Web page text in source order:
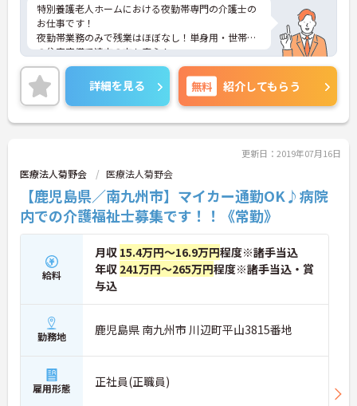
特別養護老人ホームにおける夜勤帯専門の介護士の
お仕事です！
夜勤帯業務のみで残業はほぼなし！単身用・世帯用
の住宅完備で遠方の方も安心！
福利厚生が充実しているので安定して長期就業が可
能です！
ご興味ある方には、面接のポイントなど、さらに詳
細をお話致しますのでお気軽にご相談ください。
詳細を見る 無料 紹介してもらう
更新日：2019年07月16日
医療法人菊野会 医療法人菊野会
【鹿児島県／南九州市】マイカー通勤OK♪病院
内での介護福祉士募集です！！《常勤》
給料
月収 15.4万円～16.9万円程度※諸手当込
年収 241万円～265万円程度※諸手当込・賞
与込
勤務地 鹿児島県 南九州市 川辺町平山3815番地
雇用形態 正社員(正職員)